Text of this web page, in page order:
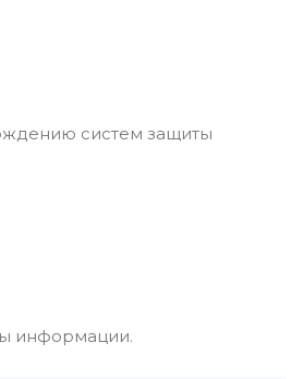
систем защиты
информации.